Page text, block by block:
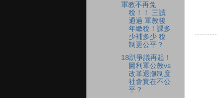
軍教不再免
稅！！ 三讀
通過 軍教後
年繳稅！課多
少補多少 稅
制更公平？
18趴爭議再起！
圖利軍公教vs
改革退撫制度
社會實在不公
平？